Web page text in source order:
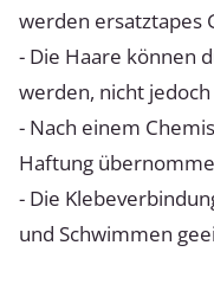
werden ersatztapes
- Die Haare können
werden, nicht
- Nach einem
Haftung
- Die
und Schwimmen